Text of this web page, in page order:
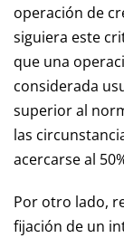
operación de
siguiera este
que una
considerada
superior al
las
acercarse al
Por otro lado,
fijación de un